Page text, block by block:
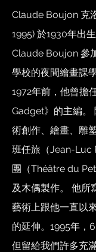
Claude Boujon 克
1995) 於1930年出
Claude Boujon 參
學校的夜間繪畫課
1972年前，他曾擔
Gadget》的主編。
術創作、繪畫、雕
班任旅（Jean-Luc
團（Théâtre du
及木偶製作。 他所
藝術上跟他一直以
的延伸。1995年，
但留給我們許多充